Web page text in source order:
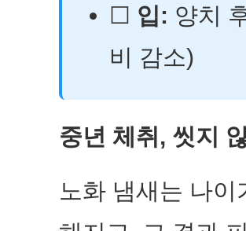
☐ 입: 양치
비 감소)
중년 체취, 씻지
노화 냄새는 나